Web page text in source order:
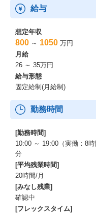
給与
想定年収
800 ～ 1050 万円
月給
26 ～ 35万円
給与形態
固定給制(月給制)
勤務時間
[勤務時間]
10:00 ～ 19:00（実働：8
分
[平均残業時間]
20時間/月
[みなし残業]
確認中
[フレックスタイム]